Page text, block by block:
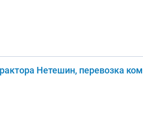
Нетешин, перевозка